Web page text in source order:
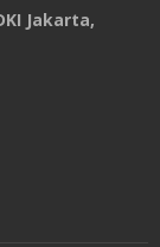
Jakarta,